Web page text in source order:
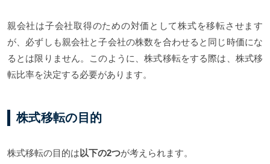
親会社は子会社取得のための対価として株式を移転させます
が、必ずしも親会社と子会社の株数を合わせると同じ時価にな
るとは限りません。このように、株式移転をする際は、株式移
転比率を決定する必要があります。
株式移転の目的
株式移転の目的は 以下の2つが考えられます。